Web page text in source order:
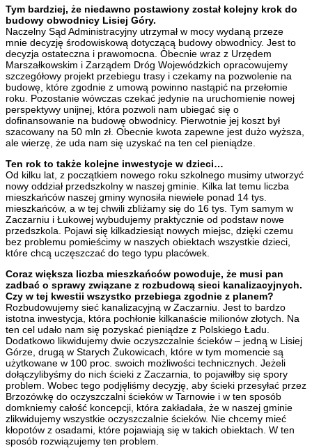
Tym bardziej, że niedawno postawiony został kolejny krok do
budowy obwodnicy Lisiej Góry.
Naczelny Sąd Administracyjny utrzymał w mocy wydaną przeze
mnie decyzję środowiskową dotyczącą budowy obwodnicy. Jest to
decyzja ostateczna i prawomocna. Obecnie wraz z Urzędem
Marszałkowskim i Zarządem Dróg Wojewódzkich opracowujemy
szczegółowy projekt przebiegu trasy i czekamy na pozwolenie na
budowę, które zgodnie z umową powinno nastąpić na przełomie
roku. Pozostanie wówczas czekać jedynie na uruchomienie nowej
perspektywy unijnej, która pozwoli nam ubiegać się o
dofinansowanie na budowę obwodnicy. Pierwotnie jej koszt był
szacowany na 50 mln zł. Obecnie kwota zapewne jest dużo wyższa,
ale wierzę, że uda nam się uzyskać na ten cel pieniądze.
Ten rok to także kolejne inwestycje w dzieci…
Od kilku lat, z początkiem nowego roku szkolnego musimy utworzyć
nowy oddział przedszkolny w naszej gminie. Kilka lat temu liczba
mieszkańców naszej gminy wynosiła niewiele ponad 14 tys.
mieszkańców, a w tej chwili zbliżamy się do 16 tys. Tym samym w
Zaczarniu i Łukowej wybudujemy praktycznie od podstaw nowe
przedszkola. Pojawi się kilkadziesiąt nowych miejsc, dzięki czemu
bez problemu pomieścimy w naszych obiektach wszystkie dzieci,
które chcą uczęszczać do tego typu placówek.
Coraz większa liczba mieszkańców powoduje, że musi pan
zadbać o sprawy związane z rozbudową sieci kanalizacyjnych.
Czy w tej kwestii wszystko przebiega zgodnie z planem?
Rozbudowujemy sieć kanalizacyjną w Zaczarniu. Jest to bardzo
istotna inwestycja, która pochłonie kilkanaście milionów złotych. Na
ten cel udało nam się pozyskać pieniądze z Polskiego Ładu.
Dodatkowo likwidujemy dwie oczyszczalnie ścieków – jedną w Lisiej
Górze, drugą w Starych Żukowicach, które w tym momencie są
użytkowane w 100 proc. swoich możliwości technicznych. Jeżeli
dołączylibyśmy do nich ścieki z Zaczarnia, to pojawiłby się spory
problem. Wobec tego podjęliśmy decyzję, aby ścieki przesyłać przez
Brzozówkę do oczyszczalni ścieków w Tarnowie i w ten sposób
domkniemy całość koncepcji, która zakładała, że w naszej gminie
zlikwidujemy wszystkie oczyszczalnie ścieków. Nie chcemy mieć
kłopotów z osadami, które pojawiają się w takich obiektach. W ten
sposób rozwiązujemy ten problem.